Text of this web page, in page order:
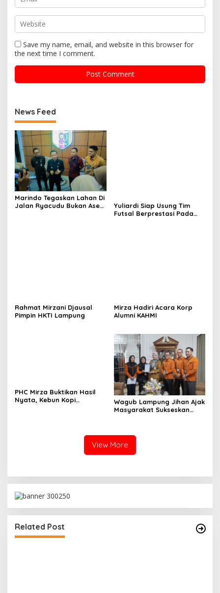
Save my name, email, and website in this browser for
the next time I comment.
News Feed
Marindo Tegaskan Lahan Di
Jalan Ryacudu Bukan Aset
Yuliardi Siap Usung Tim
Futsal Berprestasi Pada
Rahmat Mirzani Djausal
Pimpin HKTI Lampung
Mirza Hadiri Acara Korp
Alumni KAHMI
PHC Mirza Buktikan Hasil
Nyata, Kebun Kopi
Wagub Lampung Jihan Ajak
Masyarakat Sukseskan
View More
Related Post